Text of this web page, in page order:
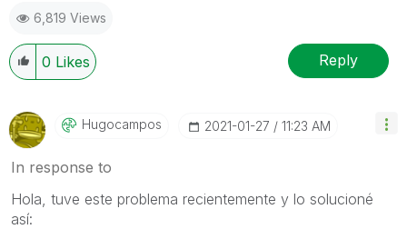
6,819 Views
0 Likes Reply
Hugocampos ‎2021-01-27 11:23 AM
In response to
Hola, tuve este problema recientemente y lo solucioné
así: